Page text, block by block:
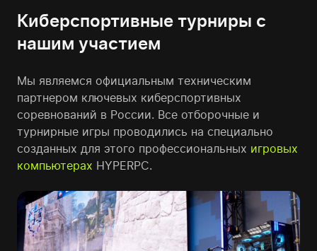
Киберспортивные турниры с
нашим участием
Мы являемся официальным техническим
партнером ключевых киберспортивных
соревнований в России. Все отборочные и
турнирные игры проводились на специально
созданных для этого профессиональных игровых
компьютерах HYPERPC.